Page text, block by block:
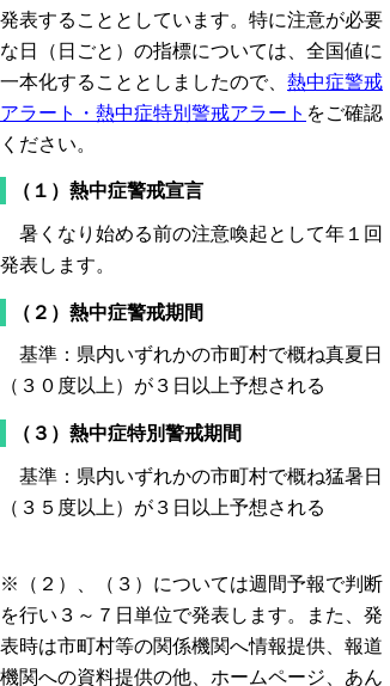
発表することとしています。特に注意が必要
な日（日ごと）の指標については、全国値に
一本化することとしましたので、 熱中症警戒
アラート・熱中症特別警戒アラート をご確認
ください。
（１）熱中症警戒宣言
暑くなり始める前の注意喚起として年１回
発表します。
（２）熱中症警戒期間
基準：県内いずれかの市町村で概ね真夏日
（３０度以上）が３日以上予想される
（３）熱中症特別警戒期間
基準：県内いずれかの市町村で概ね猛暑日
（３５度以上）が３日以上予想される
※（２）、（３）については週間予報で判断
を行い３～７日単位で発表します。また、発
表時は市町村等の関係機関へ情報提供、報道
機関への資料提供の他、ホームページ、あん